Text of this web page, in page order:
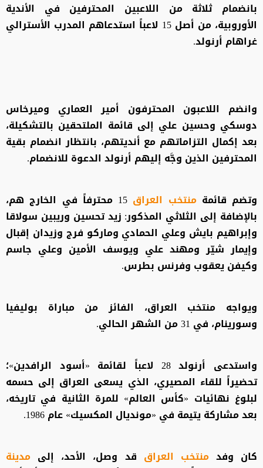
بانضمام ثلاثة من اللاعبين المحترفين في الأندية
الأوروبية، من أصل 15 لاعباً استدعاهم المدرب الأسترالي
غراهام أرنولد.
وانضم اللاعبون المحترفون أمير العماري وميرخاس
دوسكي وحسين علي إلى قائمة الملتحقين بالتشكيلة،
بعد إكمال التزاماتهم مع أنديتهم، بانتظار انضمام بقية
المحترفين الذين وجَّه إليهم أرنولد الدعوة للانضمام.
وتضم قائمة منتخب العراق
15 محترفاً في الخارج هم،
بالإضافة إلى الثلاثي المذكور: زيد تحسين وريبين سولاقا
وإبراهيم بايش وعلي الحمادي وماركو فرج وزيدان إقبال
وإيمار شيّر ومهند علي ويوسف الأمين وعلي جاسم
وكيفن يعقوب وفرنس بطرس.
ويواجه منتخب العراق، الفائز من مباراة بوليفيا
وسورينام، في 31 من الشهر الحالي.
واستدعى أرنولد 28 لاعباً لقائمة «أسود الرافدين»؛
تحضيراً للقاء المصيري، الذي يسعى العراق إلى حسمه
لبلوغ نهائيات «كأس العالم» للمرة الثانية في تاريخه،
بعد مشاركة يتيمة في «مونديال المكسيك» عام 1986.
كان وفد منتخب العراق قد وصل، الأحد، إلى مدينة